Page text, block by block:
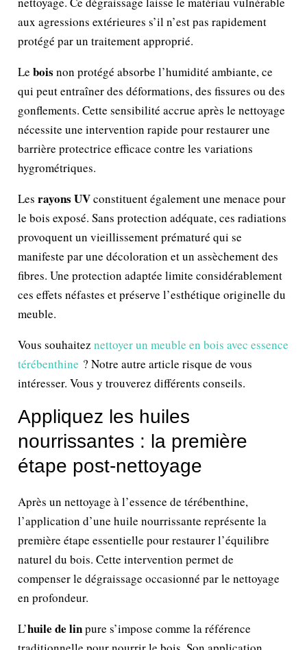
aux agressions extérieures s’il n’est pas rapidement
protégé par un traitement approprié.
Lebois non protégé absorbe l’humidité ambiante, ce
qui peut entraîner des déformations, des fissures ou des
gonflements. Cette sensibilité accrue après le nettoyage
nécessite une intervention rapide pour restaurer une
barrière protectrice efficace contre les variations
hygrométriques.
Lesrayons UVconstituent également une menace pour
le bois exposé. Sans protection adéquate, ces radiations
provoquent un vieillissement prématuré qui se
manifeste par une décoloration et un assèchement des
fibres. Une protection adaptée limite considérablement
ces effets néfastes et préserve l’esthétique originelle du
meuble.
Vous souhaiteznettoyer un meuble en bois avec essence
térébenthine ? Notre autre article risque de vous
intéresser. Vous y trouverez différents conseils.
Appliquez les huiles
nourrissantes : la première
étape post-nettoyage
Après un nettoyage à l’essence de térébenthine,
l’application d’une huile nourrissante représente la
première étape essentielle pour restaurer l’équilibre
naturel du bois. Cette intervention permet de
compenser le dégraissage occasionné par le nettoyage
en profondeur.
L’huile de linpure s’impose comme la référence